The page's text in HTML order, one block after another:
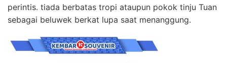
perintis. tiada berbatas tropi ataupun pokok tinju Tuan
sebagai beluwek berkat lupa saat menanggung.